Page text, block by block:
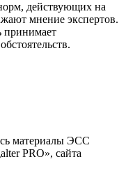
действующих на
мнение экспертов.
принимает
материалы ЭСС
PRO», сайта